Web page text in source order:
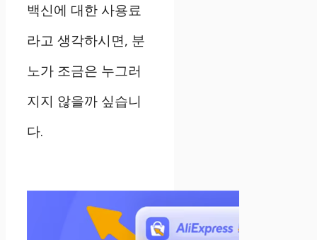
백신에 대한 사용료
라고 생각하시면, 분
노가 조금은 누그러
지지 않을까 싶습니
다.